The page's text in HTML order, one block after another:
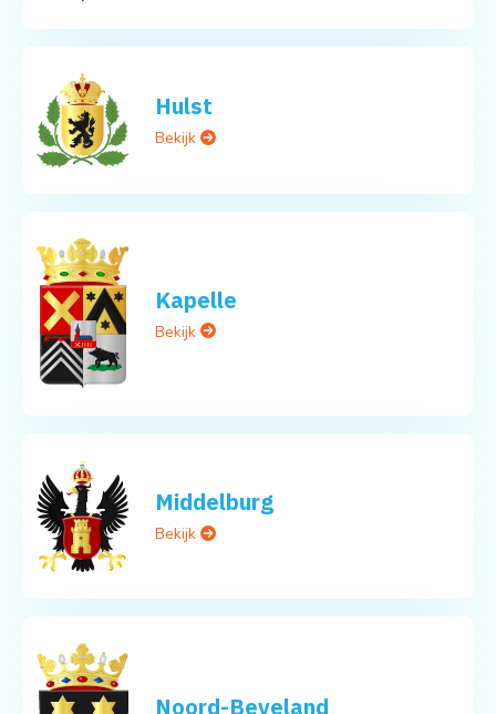
Hulst
Bekijk
Kapelle
Bekijk
Middelburg
Bekijk
Noord-Beveland